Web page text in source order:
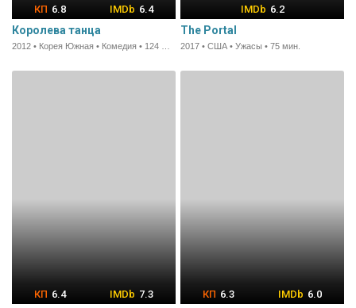
6.8 6.4
Королева танца
6.2
The Portal
2017 • США • Ужасы • 75 мин.
6.4 7.3 6.3 6.0